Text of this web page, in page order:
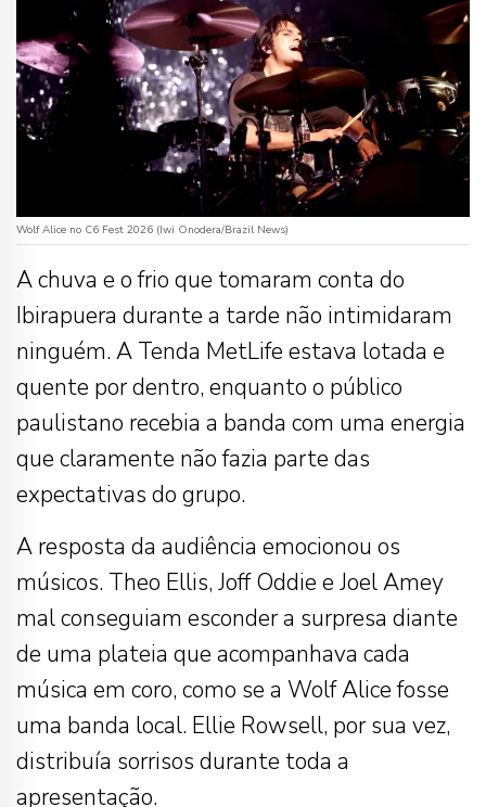
Wolf Alice no C6 Fest 2026 (Iwi Onodera/Brazil News)
A chuva e o frio que tomaram conta do
Ibirapuera durante a tarde não intimidaram
ninguém. A Tenda MetLife estava lotada e
quente por dentro, enquanto o público
paulistano recebia a banda com uma energia
que claramente não fazia parte das
expectativas do grupo.
A resposta da audiência emocionou os
músicos. Theo Ellis, Joff Oddie e Joel Amey
mal conseguiam esconder a surpresa diante
de uma plateia que acompanhava cada
música em coro, como se a Wolf Alice fosse
uma banda local. Ellie Rowsell, por sua vez,
distribuía sorrisos durante toda a
apresentação.